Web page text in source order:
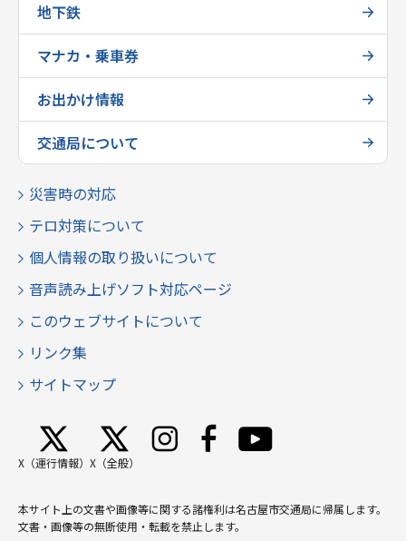
地下鉄
マナカ・乗車券
お出かけ情報
交通局について
災害時の対応
テロ対策について
個人情報の取り扱いについて
音声読み上げソフト対応ページ
このウェブサイトについて
リンク集
サイトマップ
X（運行情報） X（全般）
本サイト上の文書や画像等に関する諸権利は名古屋市交通局に帰属します。
文書・画像等の無断使用・転載を禁止します。